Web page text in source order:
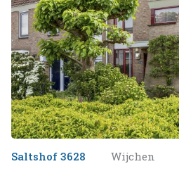
Saltshof 3628 Wijchen